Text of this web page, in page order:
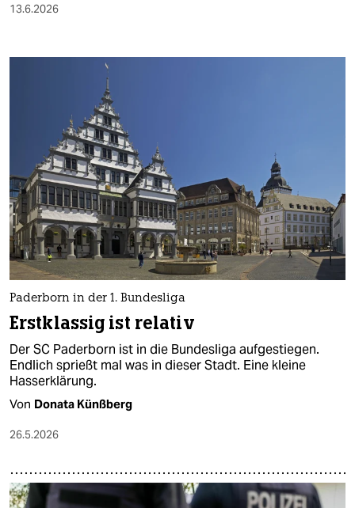
13.6.2026
Paderborn in der 1. Bundesliga
Erstklassig ist relativ
Der SC Paderborn ist in die Bundesliga aufgestiegen.
Endlich sprießt mal was in dieser Stadt. Eine kleine
Hasserklärung.
Von Donata Künßberg
26.5.2026